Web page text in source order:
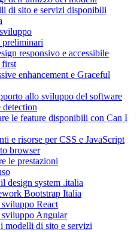
di sito e servizi disponibili
responsivo e accessibile
first
enhancement e Graceful
allo sviluppo del software
detection
le feature disponibili con Can I
e risorse per CSS e JavaScript
browser
le prestazioni
design system .italia
Bootstrap Italia
React
Angular
modelli di sito e servizi